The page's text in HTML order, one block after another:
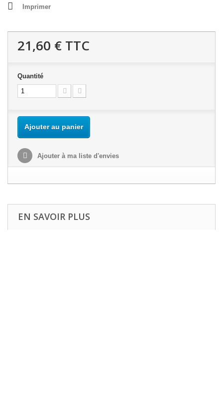
Imprimer
21,60 € TTC
Quantité
Ajouter au panier
Ajouter à ma liste d'envies
EN SAVOIR PLUS